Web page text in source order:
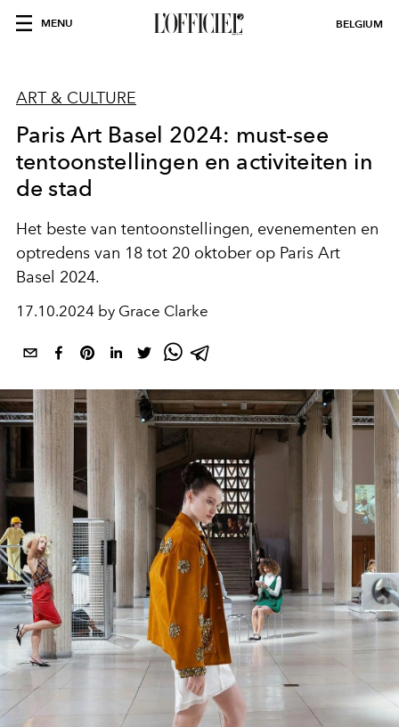
MENU BELGIUM
ART & CULTURE
Paris Art Basel 2024: must-see
tentoonstellingen en activiteiten in
de stad
Het beste van tentoonstellingen, evenementen en
optredens van 18 tot 20 oktober op Paris Art
Basel 2024.
17.10.2024 by Grace Clarke